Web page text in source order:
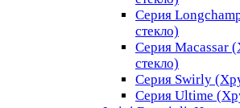
Серия
стекло)
Серия Macassar
стекло)
Серия Swirly
Серия Ultime